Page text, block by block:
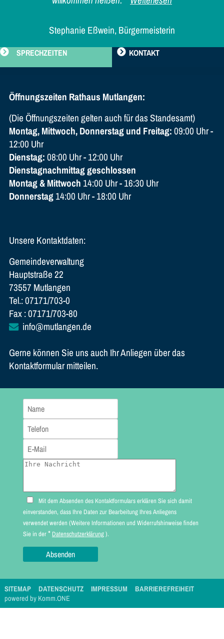
Stephanie Eßwein, Bürgermeisterin
SPRECHZEITEN KONTAKT
Öffnungszeiten Rathaus Mutlangen:
(Die Öffnungszeiten gelten auch für das Standesamt)
Montag, Mittwoch, Donnerstag und Freitag:09:00 Uhr -
12:00 Uhr
Dienstag:08:00 Uhr - 12:00 Uhr
Dienstagnachmittag geschlossen
Montag & Mittwoch 14:00 Uhr - 16:30 Uhr
Donnerstag14:00 Uhr - 18:00 Uhr
Unsere Kontaktdaten:
Gemeindeverwaltung
Hauptstraße 22
73557 Mutlangen
Tel.: 07171/703-0
Fax : 07171/703-80
info@mutlangen.de
Gerne können Sie uns auch Ihr Anliegen über das
Kontaktformular mitteilen.
Mit dem Absenden des Kontaktformulars erklären Sie sich damit
einverstanden, dass Ihre Daten zur Bearbeitung Ihres Anliegens
verwendet werden (Weitere Informationen und Widerrufshinweise finden
Sie in der* Datenschutzerklärung).
SITEMAP DATENSCHUTZ IMPRESSUM
BARRIEREFREIHEIT
powered by Komm.ONE